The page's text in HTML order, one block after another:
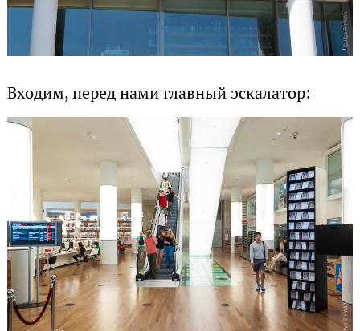
Входим, перед нами главный эскалатор: